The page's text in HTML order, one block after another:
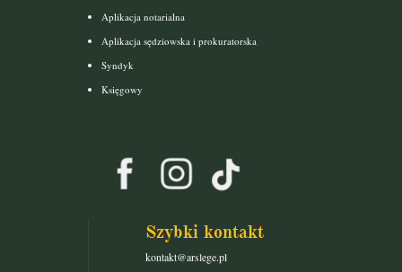
Aplikacja notarialna
Aplikacja sędziowska i prokuratorska
Syndyk
Księgowy
Szybki kontakt
kontakt@arslege.pl